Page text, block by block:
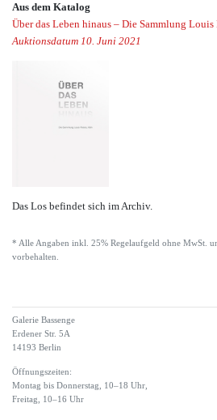
Aus dem Katalog
Über das Leben hinaus – Die Sammlung Louis
Auktionsdatum 10. Juni 2021
Das Los befindet sich im Archiv.
* Alle Angaben inkl. 25% Regelaufgeld ohne MwSt.
vorbehalten.
Galerie Bassenge
Erdener Str. 5A
14193 Berlin
Öffnungszeiten:
Montag bis Donnerstag, 10–18 Uhr,
Freitag, 10–16 Uhr